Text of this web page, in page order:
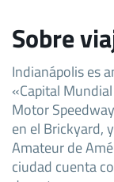
Sobre
Indianápolis es
«Capital
Motor
en el Brickyard,
Amateur de
ciudad cuenta